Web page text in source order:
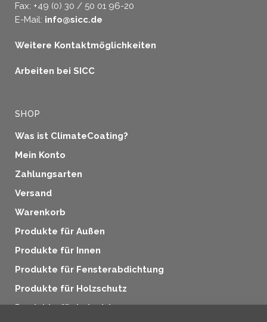
Fax: +49 (0) 30 / 50 01 96-20
E-Mail: info@sicc.de
Weitere Kontaktmöglichkeiten
Arbeiten bei SICC
SHOP
Was ist ClimateCoating?
Mein Konto
Zahlungsarten
Versand
Warenkorb
Produkte für Außen
Produkte für Innen
Produkte für Fensterabdichtung
Produkte für Holzschutz
Produkte für Industrie